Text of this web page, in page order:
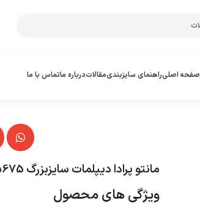
صفحه اصلیراهنمای سایزبندیمقالاتدرباره ماتماس با ما
مانتو پرادا دیپلمات سایزبزرگ 5675
ویژگی های محصول